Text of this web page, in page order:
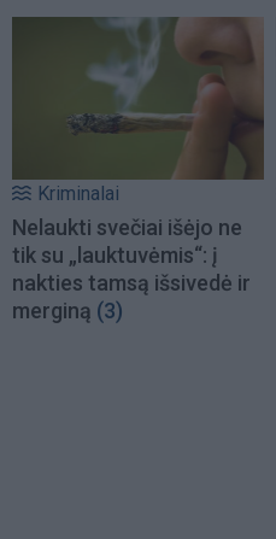
Kriminalai
Nelaukti svečiai išėjo ne
tik su „lauktuvėmis“: į
nakties tamsą išsivedė ir
merginą (3)